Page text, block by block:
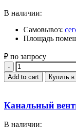
В наличии:
Самовывоз:
Площадь
₽ по запросу
Quantity
Add to cart Купить
Канальный
В наличии: